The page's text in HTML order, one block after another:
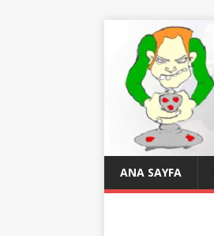
ANA SAYFA